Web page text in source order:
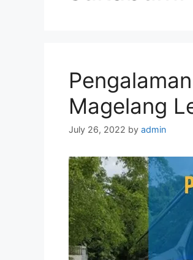
Magelang
July 26, 2022 by admin